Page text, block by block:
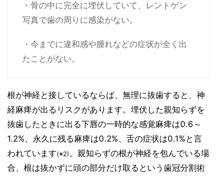
・骨の中に完全に埋伏していて、レントゲン
写真で歯の周りに感染がない。
・今までに違和感や腫れなどの症状が全く出
たことがない。
根が神経と接しているならば、無理に抜歯すると、神
経麻痺が出るリスクがあります。埋伏した親知らずを
抜歯したときに出る下唇の一時的な感覚麻痺は0.6～
1.2%、永久に残る麻痺は0.2%、舌の症状は0.1%と言
われています(※2)。親知らずの根が神経を包んでいる場
合、根は抜かずに頭の部分だけ取るという歯冠分割術